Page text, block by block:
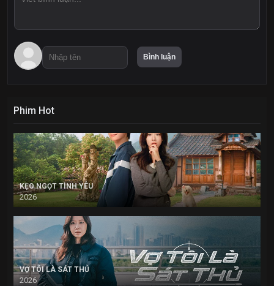
Phim Hot
KẸO NGỌT TÌNH YÊU
2026
VỢ TÔI LÀ SÁT THỦ
2026